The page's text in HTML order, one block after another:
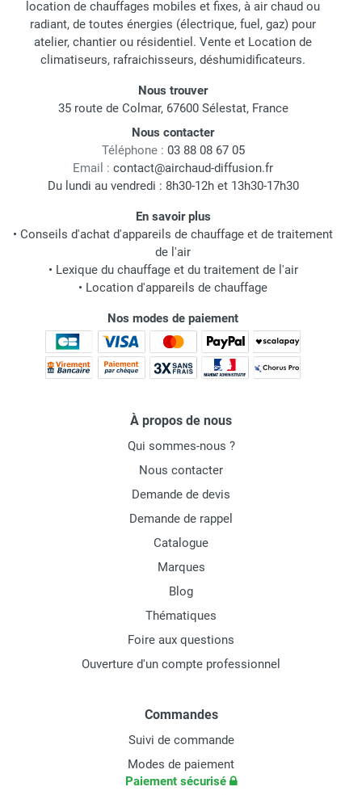
location de chauffages mobiles et fixes, à air chaud ou
radiant, de toutes énergies (électrique, fuel, gaz) pour
atelier, chantier ou résidentiel. Vente et Location de
climatiseurs, rafraichisseurs, déshumidificateurs.
Nous trouver
35 route de Colmar, 67600 Sélestat, France
Nous contacter
Téléphone : 03 88 08 67 05
Email : contact@airchaud-diffusion.fr
Du lundi au vendredi : 8h30-12h et 13h30-17h30
En savoir plus
• Conseils d'achat d'appareils de chauffage et de traitement
de l'air
• Lexique du chauffage et du traitement de l'air
• Location d'appareils de chauffage
Nos modes de paiement
À propos de nous
Qui sommes-nous ?
Nous contacter
Demande de devis
Demande de rappel
Catalogue
Marques
Blog
Thématiques
Foire aux questions
Ouverture d'un compte professionnel
Commandes
Suivi de commande
Modes de paiement
Paiement sécurisé